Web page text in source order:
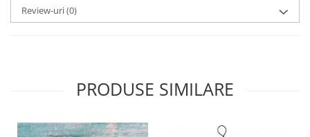
Review-uri(0)
PRODUSE SIMILARE